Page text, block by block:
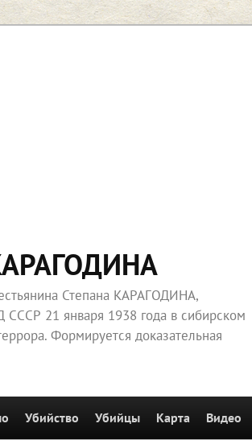
Степана КАРАГОДИНА,
СССР 21 января 1938 года в сибирском
Формируется доказательная
Убийство Убийцы Карта Видео